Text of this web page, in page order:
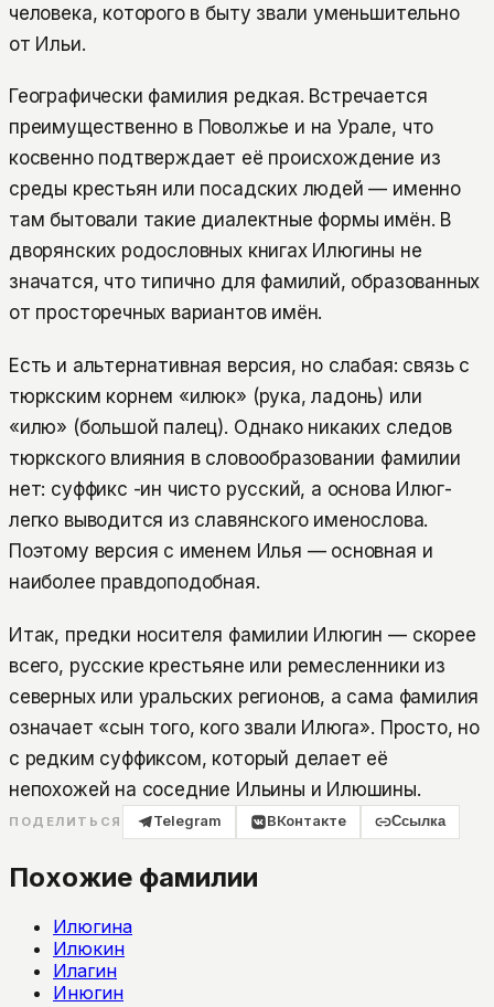
человека, которого в быту звали уменьшительно
от Ильи.
Географически фамилия редкая. Встречается
преимущественно в Поволжье и на Урале, что
косвенно подтверждает её происхождение из
среды крестьян или посадских людей — именно
там бытовали такие диалектные формы имён. В
дворянских родословных книгах Илюгины не
значатся, что типично для фамилий, образованных
от просторечных вариантов имён.
Есть и альтернативная версия, но слабая: связь с
тюркским корнем «илюк» (рука, ладонь) или
«илю» (большой палец). Однако никаких следов
тюркского влияния в словообразовании фамилии
нет: суффикс -ин чисто русский, а основа Илюг-
легко выводится из славянского именослова.
Поэтому версия с именем Илья — основная и
наиболее правдоподобная.
Итак, предки носителя фамилии Илюгин — скорее
всего, русские крестьяне или ремесленники из
северных или уральских регионов, а сама фамилия
означает «сын того, кого звали Илюга». Просто, но
с редким суффиксом, который делает её
непохожей на соседние Ильины и Илюшины.
ПОДЕЛИТЬСЯ Telegram ВКонтакте Ссылка
Похожие фамилии
Илюгина
Илюкин
Илагин
Инюгин